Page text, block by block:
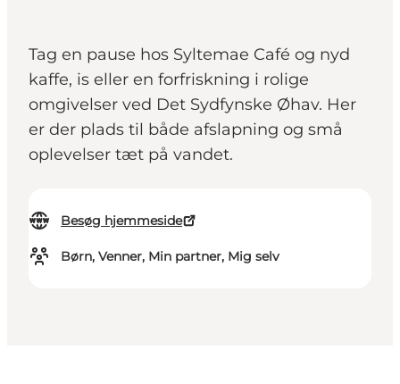
Tag en pause hos Syltemae Café og nyd
kaffe, is eller en forfriskning i rolige
omgivelser ved Det Sydfynske Øhav. Her
er der plads til både afslapning og små
oplevelser tæt på vandet.
Besøg hjemmeside
Børn, Venner, Min partner, Mig selv